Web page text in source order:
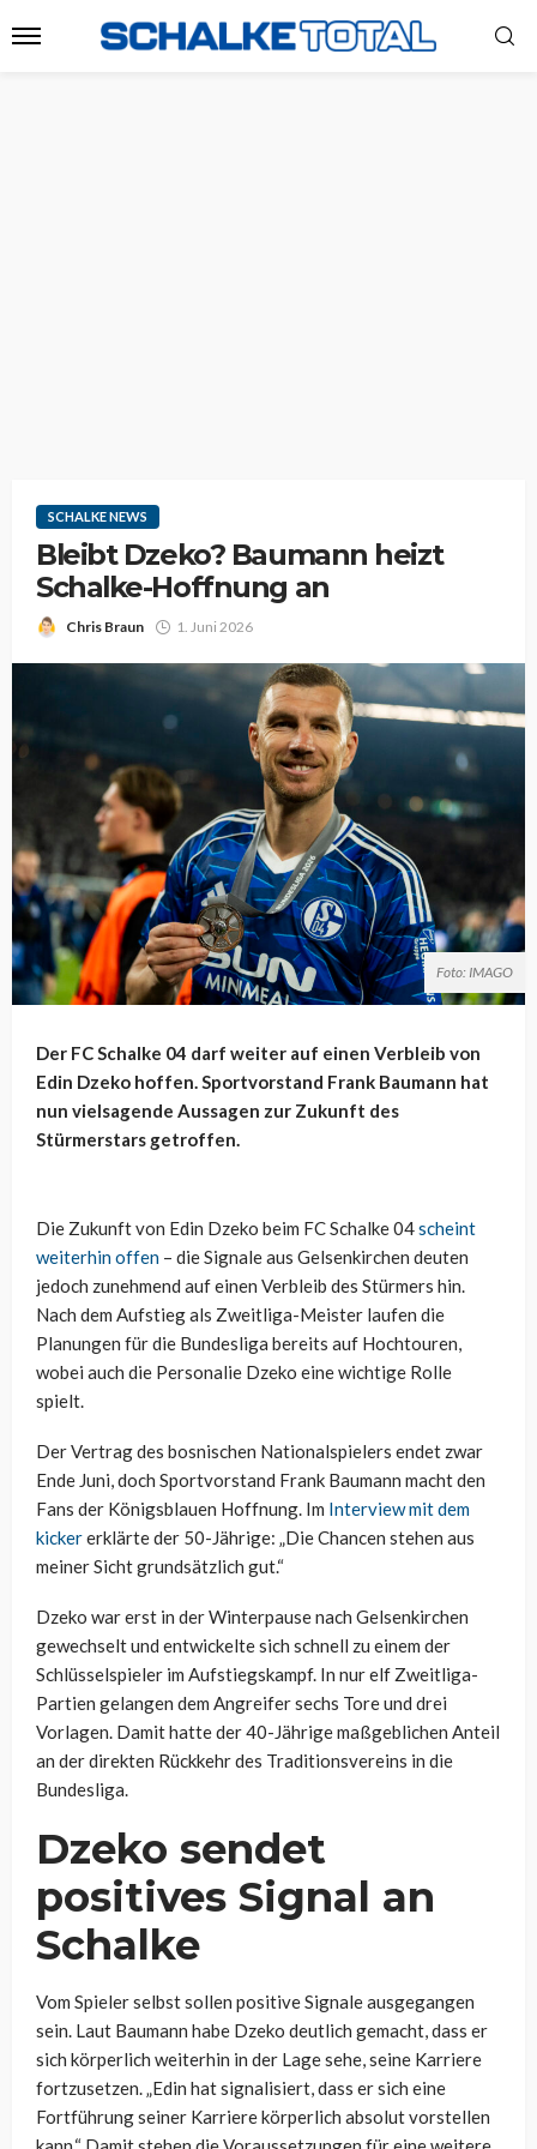
SCHALKE NEWS
Bleibt Dzeko? Baumann heizt
Schalke-Hoffnung an
Chris Braun 1. Juni 2026
Foto: IMAGO
Der FC Schalke 04 darf weiter auf einen Verbleib von
Edin Dzeko hoffen. Sportvorstand Frank Baumann hat
nun vielsagende Aussagen zur Zukunft des
Stürmerstars getroffen.
Die Zukunft von Edin Dzeko beim FC Schalke 04scheint
weiterhin offen – die Signale aus Gelsenkirchen deuten
jedoch zunehmend auf einen Verbleib des Stürmers hin.
Nach dem Aufstieg als Zweitliga-Meister laufen die
Planungen für die Bundesliga bereits auf Hochtouren,
wobei auch die Personalie Dzeko eine wichtige Rolle
spielt.
Der Vertrag des bosnischen Nationalspielers endet zwar
Ende Juni, doch Sportvorstand Frank Baumann macht den
Fans der Königsblauen Hoffnung. Im Interview mit dem
kickererklärte der 50-Jährige: „Die Chancen stehen aus
meiner Sicht grundsätzlich gut.“
Dzeko war erst in der Winterpause nach Gelsenkirchen
gewechselt und entwickelte sich schnell zu einem der
Schlüsselspieler im Aufstiegskampf. In nur elf Zweitliga-
Partien gelangen dem Angreifer sechs Tore und drei
Vorlagen. Damit hatte der 40-Jährige maßgeblichen Anteil
an der direkten Rückkehr des Traditionsvereins in die
Bundesliga.
Dzeko sendet
positives Signal an
Schalke
Vom Spieler selbst sollen positive Signale ausgegangen
sein. Laut Baumann habe Dzeko deutlich gemacht, dass er
sich körperlich weiterhin in der Lage sehe, seine Karriere
fortzusetzen. „Edin hat signalisiert, dass er sich eine
Fortführung seiner Karriere körperlich absolut vorstellen